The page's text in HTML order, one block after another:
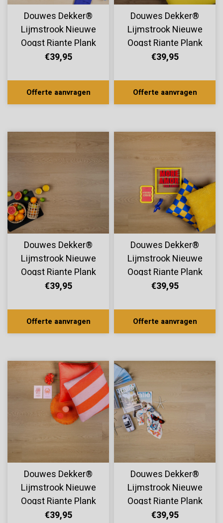
Douwes Dekker®
Lijmstrook Nieuwe
Oogst Riante Plank
Limoen 10814
€39,95
Offerte aanvragen
Douwes Dekker®
Lijmstrook Nieuwe
Oogst Riante Plank
Kiwi 10812
€39,95
Offerte aanvragen
Douwes Dekker®
Lijmstrook Nieuwe
Oogst Riante Plank
Kers 10810
€39,95
Offerte aanvragen
Douwes Dekker®
Lijmstrook Nieuwe
Oogst Riante Plank
Framboos 10808
€39,95
Offerte aanvragen
Douwes Dekker®
Lijmstrook Nieuwe
Oogst Riante Plank
Druif 10834
€39,95
Douwes Dekker®
Lijmstrook Nieuwe
Oogst Riante Plank
Cranberry 10804
€39,95